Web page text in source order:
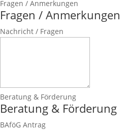
Fragen / Anmerkungen
Fragen / Anmerkungen
Nachricht / Fragen
Beratung & Förderung
Beratung & Förderung
BAföG Antrag